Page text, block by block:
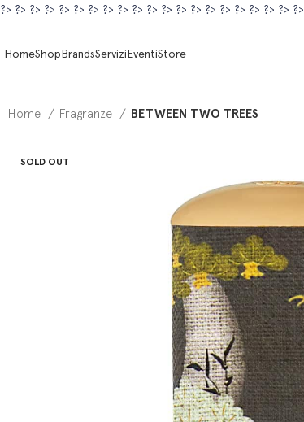
?> ?> ?> ?> ?> ?> ?> ?> ?> ?> ?> ?> ?> ?> ?> ?> ?> ?> ?> ?> ?>
HomeShopBrandsServiziEventiStore
Home Fragranze BETWEEN TWO TREES
SOLD OUT